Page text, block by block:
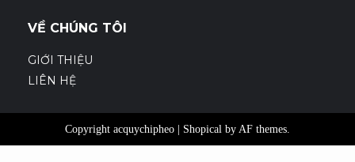
VỀ CHÚNG TÔI
GIỚI THIỆU
LIÊN HỆ
Copyright acquychipheo | Shopical by AF themes.